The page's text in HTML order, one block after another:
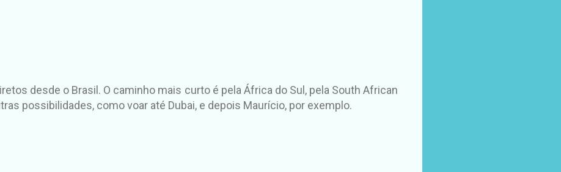
desde o Brasil. O caminho mais curto é pela África do Sul, pela South African
possibilidades, como voar até Dubai, e depois Maurício, por exemplo.